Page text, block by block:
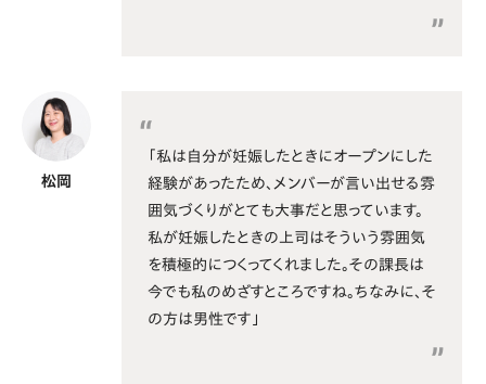
松岡
「私は自分が妊娠したときにオープンにした
経験があったため、メンバーが言い出せる雰
囲気づくりがとても大事だと思っています。
私が妊娠したときの上司はそういう雰囲気
を積極的につくってくれました。その課長は
今でも私のめざすところですね。ちなみに、そ
の方は男性です」